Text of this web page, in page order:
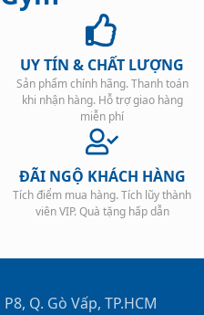
UY TÍN & CHẤT LƯỢNG
Sản phẩm chính hãng. Thanh toán
khi nhận hàng. Hỗ trợ giao hàng
miễn phí
ĐÃI NGỘ KHÁCH HÀNG
Tích điểm mua hàng. Tích lũy thành
viên VIP. Quà tặng hấp dẫn
Q. Gò Vấp, TP.HCM